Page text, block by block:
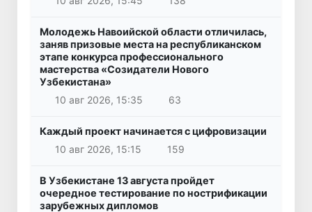
Молодежь Навоийской области отличилась,
заняв призовые места на республиканском
этапе конкурса профессионального
мастерства «Созидатели Нового
Узбекистана»
10 авг 2026, 15:35
63
Каждый проект начинается с цифровизации
10 авг 2026, 15:15
159
В Узбекистане 13 августа пройдет
очередное тестирование по нострификации
зарубежных дипломов